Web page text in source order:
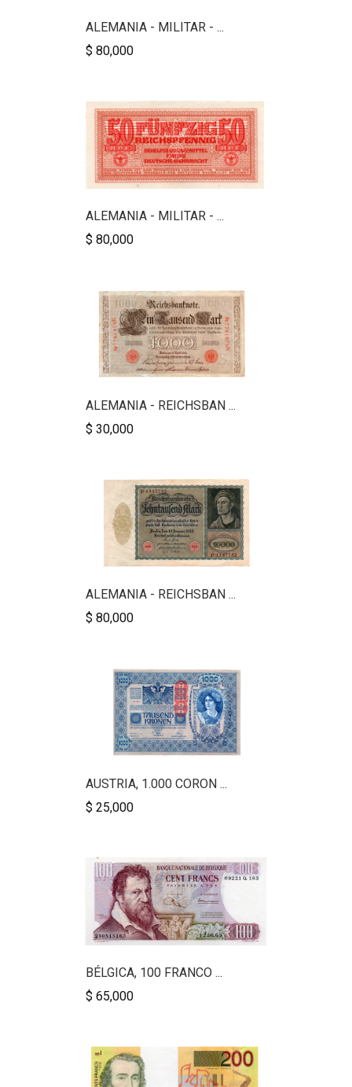
ALEMANIA - MILITAR - ...
$ 80,000
ALEMANIA - MILITAR - ...
$ 80,000
ALEMANIA - REICHSBAN ...
$ 30,000
ALEMANIA - REICHSBAN ...
$ 80,000
AUSTRIA, 1.000 CORON ...
$ 25,000
BÉLGICA, 100 FRANCO ...
$ 65,000